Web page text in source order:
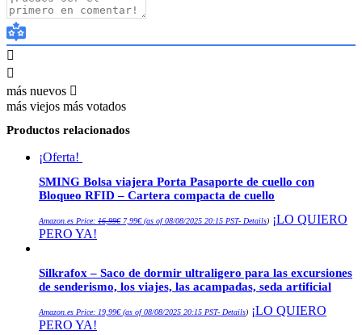
más nuevos
más viejos más votados
Productos relacionados
¡Oferta!
SMING Bolsa viajera Porta Pasaporte de cuello con
Bloqueo RFID – Cartera compacta de cuello
Amazon.es Price: 16,99€precio
7,99€precio
(as of 08/08/2025 20:15 PST- Details) ¡LO QUIERO
PERO YA!
Silkrafox – Saco de dormir ultraligero para las excursiones
de senderismo, los viajes, las acampadas, seda artificial
Amazon.es Price: 19,99€(as of 08/08/2025 20:15 PST- Details) ¡LO QUIERO
PERO YA!